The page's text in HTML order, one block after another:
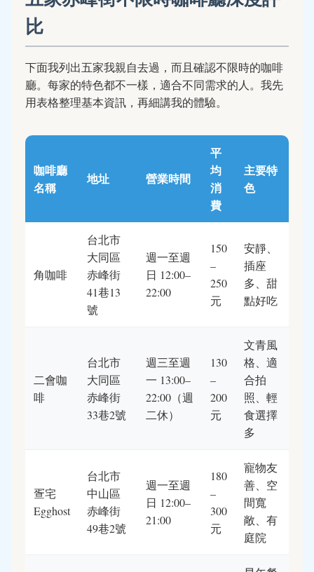
比
下面我列出五家我親自去過，而且確認不限時的咖啡
廳。每家的特色都不一樣，適合不同需求的人。我先
用表格整理基本資訊，再細講我的體驗。
咖啡廳
名稱
地址 營業時間
平
均
消
費
主要特
色
角咖啡
台北市
大同區
赤峰街
41巷13
號
週一至週
日 12:00–
22:00
150
–
250
元
安靜、
插座
多、甜
點好吃
二會咖
啡
台北市
大同區
赤峰街
33巷2號
週三至週
一 13:00–
22:00（週
二休）
130
–
200
元
文青風
格、適
合拍
照、輕
食選擇
多
疍宅
Egghost
台北市
中山區
赤峰街
49巷2號
週一至週
日 12:00–
21:00
180
–
300
元
寵物友
善、空
間寬
敞、有
庭院